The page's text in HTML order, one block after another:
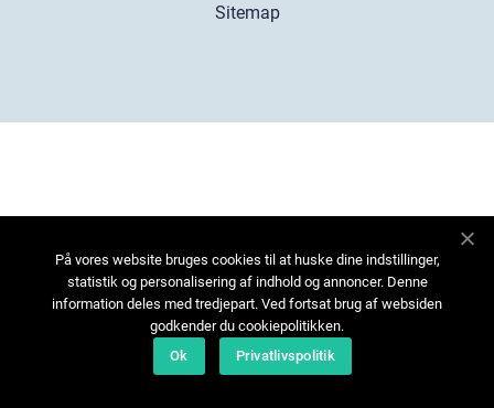
Sitemap
På vores website bruges cookies til at huske dine indstillinger,
statistik og personalisering af indhold og annoncer. Denne
information deles med tredjepart. Ved fortsat brug af websiden
godkender du cookiepolitikken.
Ok
Privatlivspolitik